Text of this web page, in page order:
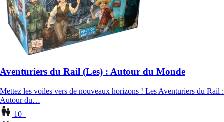
Aventuriers du Rail (Les) : Autour du Monde
Mettez les voiles vers de nouveaux horizons ! Les Aventuriers du Rail :
Autour du…
10+